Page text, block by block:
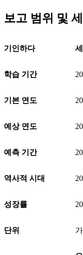
보고 범위 및
기인하다
학습 기간
기본 연도
예상 연도
예측 기간
역사적 시대
성장률
단위